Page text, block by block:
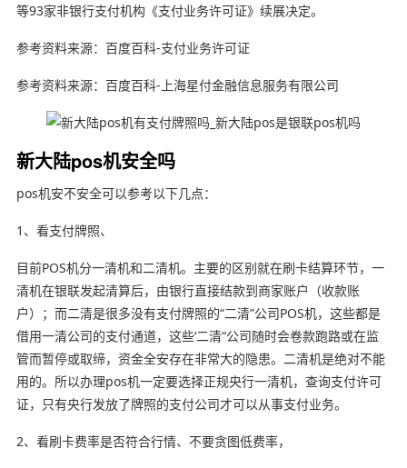
等93家非银行支付机构《支付业务许可证》续展决定。
参考资料来源：百度百科-支付业务许可证
参考资料来源：百度百科-上海星付金融信息服务有限公司
新大陆pos机安全吗
pos机安不安全可以参考以下几点：
1、看支付牌照、
目前POS机分一清机和二清机。主要的区别就在刷卡结算环节，一
清机在银联发起清算后，由银行直接结款到商家账户（收款账
户）；而二清是很多没有支付牌照的“二清”公司POS机，这些都是
借用一清公司的支付通道，这些‘二清“公司随时会卷款跑路或在监
管而暂停或取缔，资金全安存在非常大的隐患。二清机是绝对不能
用的。所以办理pos机一定要选择正规央行一清机，查询支付许可
证，只有央行发放了牌照的支付公司才可以从事支付业务。
2、看刷卡费率是否符合行情、不要贪图低费率，